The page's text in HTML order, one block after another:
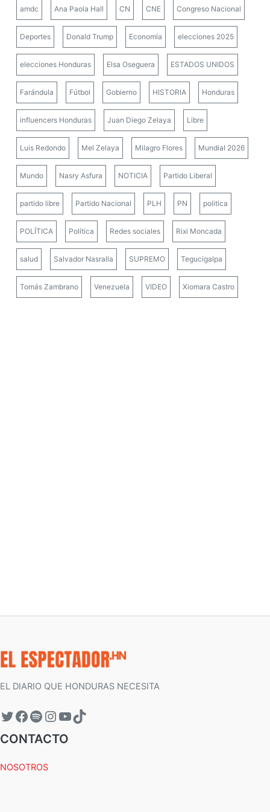
amdc Ana Paola Hall CN CNE Congreso Nacional
Deportes Donald Trump Economía elecciones 2025
elecciones Honduras Elsa Oseguera ESTADOS UNIDOS
Farándula Fútbol Gobierno HISTORIA Honduras
influencers Honduras Juan Diego Zelaya Libre
Luis Redondo Mel Zelaya Milagro Flores Mundial 2026
Mundo Nasry Asfura NOTICIA Partido Liberal
partido libre Partido Nacional PLH PN politica
POLÍTICA Política Redes sociales Rixi Moncada
salud Salvador Nasralla SUPREMO Tegucigalpa
Tomás Zambrano Venezuela VIDEO Xiomara Castro
EL DIARIO QUE HONDURAS NECESITA
CONTACTO
NOSOTROS